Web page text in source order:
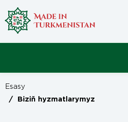
Esasy
/ Biziň hyzmatlarymyz